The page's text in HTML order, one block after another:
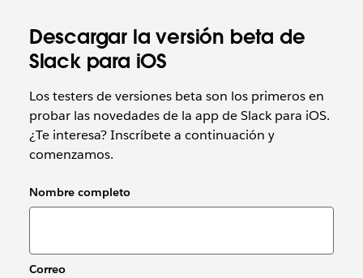
Descargar la versión beta de
Slack para iOS
Los testers de versiones beta son los primeros en
probar las novedades de la app de Slack para iOS.
¿Te interesa? Inscríbete a continuación y
comenzamos.
Nombre completo
Correo